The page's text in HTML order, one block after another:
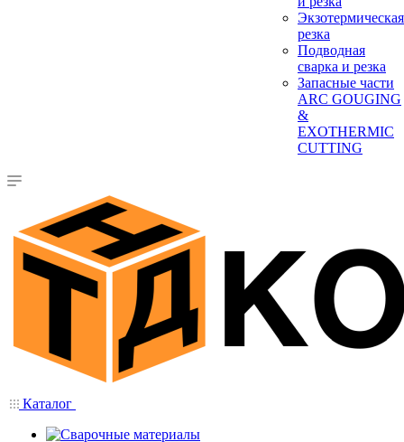
Экзотермическая
резка
Подводная
сварка и резка
Запасные части
ARC GOUGING
&
EXOTHERMIC
CUTTING
Каталог